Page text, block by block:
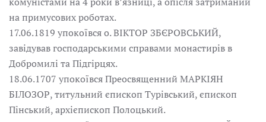
на примусових роботах.
17.06.1819 упокоївся о. ВІКТОР ЗБЄРОВСЬКИЙ,
завідував господарськими справами монастирів в
Добромилі та Підгірцях.
18.06.1707 упокоївся Преосвященний МАРКІЯН
БІЛОЗОР, титульний єпископ Турівський, єпископ
Пінський, архієпископ Полоцький.